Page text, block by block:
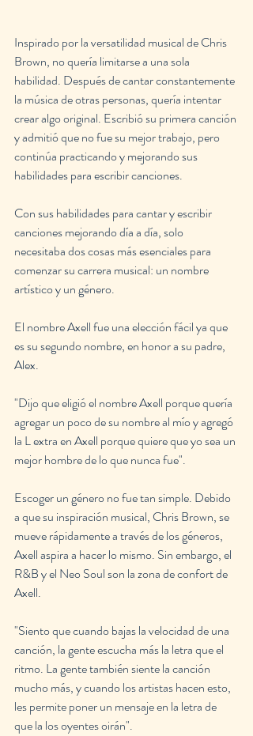
Inspirado por la versatilidad musical de Chris
Brown, no quería limitarse a una sola
habilidad. Después de cantar constantemente
la música de otras personas, quería intentar
crear algo original. Escribió su primera canción
y admitió que no fue su mejor trabajo, pero
continúa practicando y mejorando sus
habilidades para escribir canciones.
Con sus habilidades para cantar y escribir
canciones mejorando día a día, solo
necesitaba dos cosas más esenciales para
comenzar su carrera musical: un nombre
artístico y un género.
El nombre Axell fue una elección fácil ya que
es su segundo nombre, en honor a su padre,
Alex.
"Dijo que eligió el nombre Axell porque quería
agregar un poco de su nombre al mío y agregó
la L extra en Axell porque quiere que yo sea un
mejor hombre de lo que nunca fue".
Escoger un género no fue tan simple. Debido
a que su inspiración musical, Chris Brown, se
mueve rápidamente a través de los géneros,
Axell aspira a hacer lo mismo. Sin embargo, el
R&B y el Neo Soul son la zona de confort de
Axell.
"Siento que cuando bajas la velocidad de una
canción, la gente escucha más la letra que el
ritmo. La gente también siente la canción
mucho más, y cuando los artistas hacen esto,
les permite poner un mensaje en la letra de
que la los oyentes oirán".